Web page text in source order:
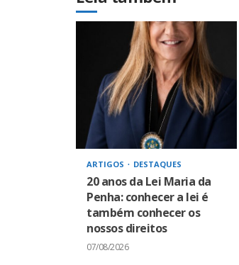
ARTIGOS DESTAQUES
20 anos da Lei Maria da
Penha: conhecer a lei é
também conhecer os
nossos direitos
07/08/2026